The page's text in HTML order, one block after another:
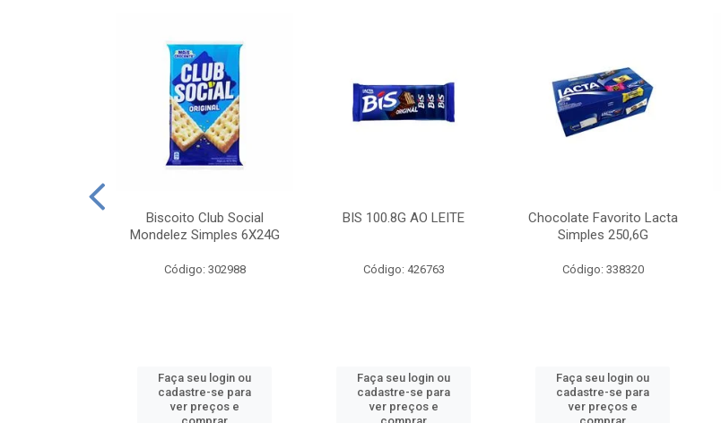
Biscoito Club Social
Mondelez Simples 6X24G
Código: 302988
Faça seu login ou
cadastre-se para
ver preços e
BIS 100.8G AO LEITE
Código: 426763
Faça seu login ou
cadastre-se para
ver preços e
Chocolate Favorito Lacta
Simples 250,6G
Código: 338320
Faça seu login ou
cadastre-se para
ver preços e